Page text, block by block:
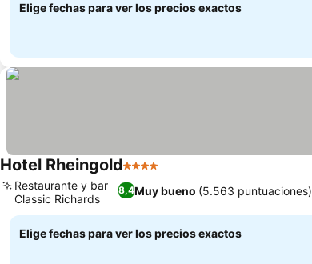
Elige fechas para ver los precios exactos
Hotel Rheingold4 Estrellas
8,4Muy bueno (5.563 puntuaciones)
Restaurante y bar
Classic Richards
Elige fechas para ver los precios exactos